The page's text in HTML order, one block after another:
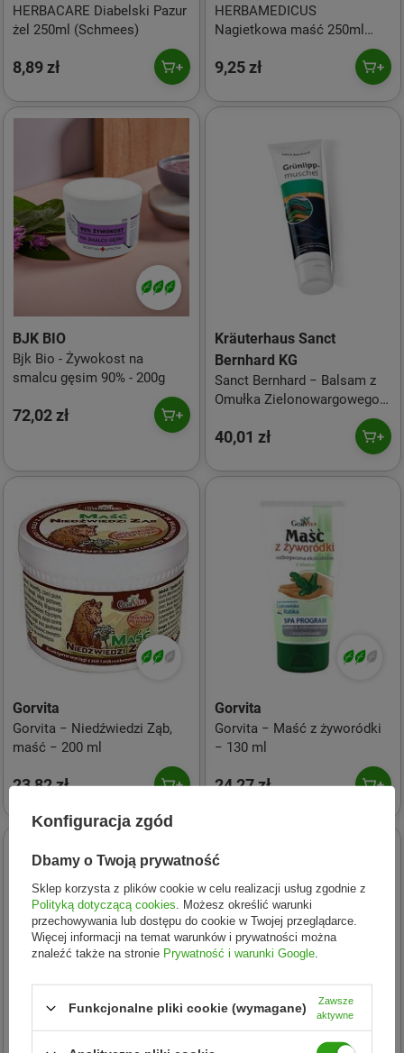
HERBACARE Diabelski Pazur
żel 250ml (Schmees)
8,89 zł
HERBAMEDICUS
Nagietkowa maść 250ml
9,25 zł
BJK BIO
Bjk Bio - Żywokost na
smalcu gęsim 90% - 200g
72,02 zł
Kräuterhaus Sanct
Bernhard KG
Sanct Bernhard − Balsam z
Omułka Zielonowargowego −
40,01 zł
Gorvita
Gorvita − Niedźwiedzi Ząb,
maść − 200 ml
23,82 zł
Gorvita
Gorvita − Maść z żyworódki
− 130 ml
24,27 zł
Konfiguracja zgód
Dbamy o Twoją prywatność
Sklep korzysta z plików cookie w celu realizacji usług zgodnie z
Polityką dotyczącą cookies . Możesz określić warunki
przechowywania lub dostępu do cookie w Twojej przeglądarce.
Więcej informacji na temat warunków i prywatności można
znaleźć także na stronie Prywatność i warunki Google
Funkcjonalne pliki cookie (wymagane)
Zawsze
aktywne